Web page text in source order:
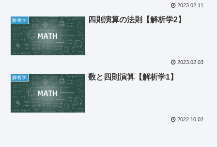
2023.02.11
解析学 四則演算の法則【解析学2】
2023.02.03
解析学 数と四則演算【解析学1】
2022.10.02